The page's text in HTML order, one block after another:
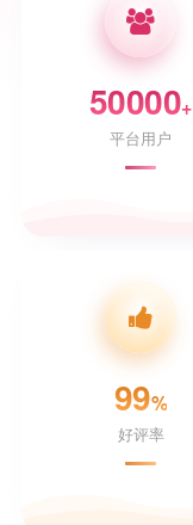
50000+
平台用户
99%
好评率